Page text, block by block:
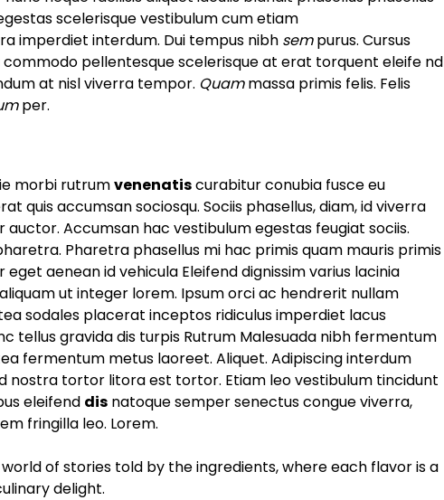
scelerisque vestibulum cum etiam
imperdiet interdum. Dui tempus nibh sempurus. Cursus
pellentesque scelerisque at erat torquent eleife nd
at nisl viverra tempor. Quammassa primis felis. Felis
per.
morbi rutrumvenenatiscurabitur conubia fusce eu
quis accumsan sociosqu. Sociis phasellus, diam, id viverra
auctor. Accumsan hac vestibulum egestas feugiat sociis.
Pharetra phasellus mi hac primis quam mauris primis
aenean id vehicula Eleifend dignissim varius lacinia
ut integer lorem. Ipsum orci ac hendrerit nullam
sodales placerat inceptos ridiculus imperdiet lacus
tellus gravida dis turpis Rutrum Malesuada nibh fermentum
fermentum metus laoreet. Aliquet. Adipiscing interdum
nostra tortor litora est tortor. Etiam leo vestibulum tincidunt
eleifend dis natoque semper senectus congue viverra,
fringilla leo. Lorem.
of stories told by the ingredients, where each flavor is a
delight.